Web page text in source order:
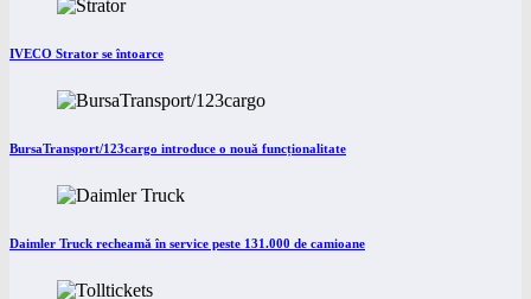
IVECO Strator se întoarce
BursaTransport/123cargo introduce o nouă funcționalitate
Daimler Truck recheamă în service peste 131.000 de camioane